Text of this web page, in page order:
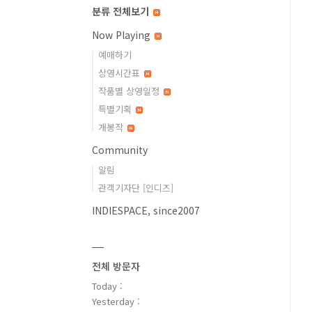
분류 전체보기
Now Playing
예매하기
상영시간표
작품별 상영일정
특별기획
개봉작
Community
알림
관객기자단 [인디즈]
INDIESPACE, since2007
전체 방문자
Today :
Yesterday :